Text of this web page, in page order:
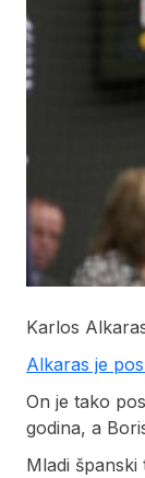
Karlos
Alkaras je
On je tako
godina, a
Mladi